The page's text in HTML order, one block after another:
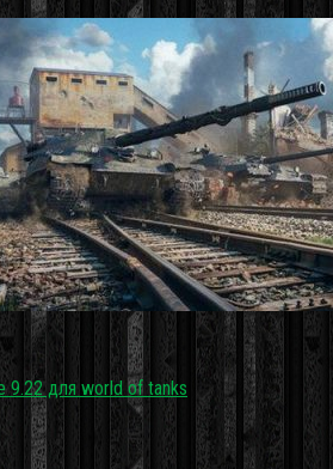
9.22 для world of tanks